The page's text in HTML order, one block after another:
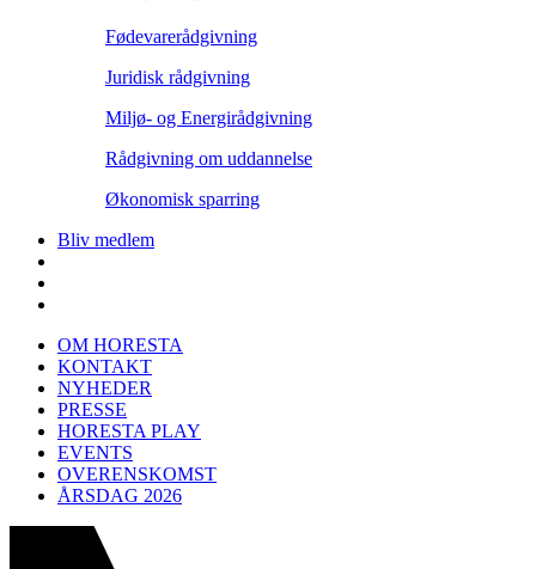
Fødevarerådgivning
Juridisk rådgivning
Miljø- og Energirådgivning
Rådgivning om uddannelse
Økonomisk sparring
Bliv medlem
OM HORESTA
KONTAKT
NYHEDER
PRESSE
HORESTA PLAY
EVENTS
OVERENSKOMST
ÅRSDAG 2026